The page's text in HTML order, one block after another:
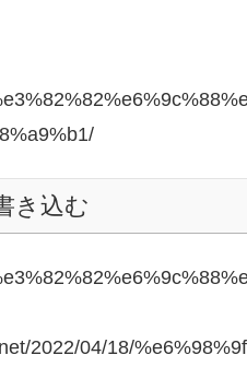
き込む
2022/04/18/